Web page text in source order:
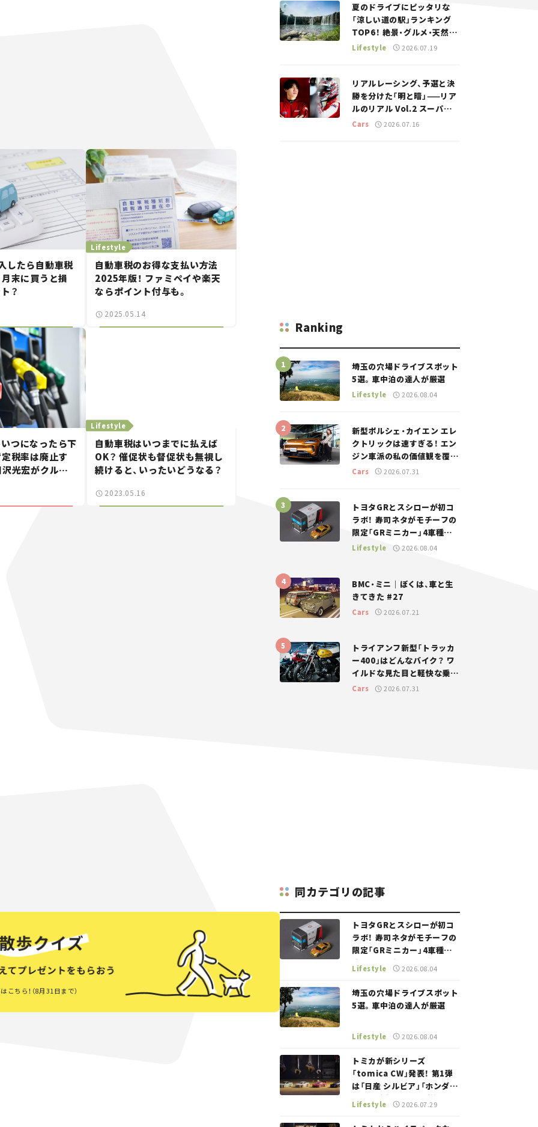
したら自動車税
末に買うと損
？
Lifestyle
自動車税のお得な支払い方法
2025年版！ ファミペイや楽天
ならポイント付与も。
2025.05.14
つになったら下
税率は廃止す
沢光宏がクルマ
Lifestyle
自動車税はいつまでに払えば
OK？ 催促状も督促状も無視し
続けると、いったいどうなる？
2023.05.16
こちら！（8月31日まで）
夏のドライブにピッタリな
「涼しい道の駅」ランキング
TOP6！ 絶景・グルメ・天然ク
ーラーなど、避暑におすすめ
Lifestyle 2026.07.19
リアルレーシング、予選と決
勝を分けた「明と暗」——リア
ルのリアル Vol.2 スーパー
GT 2026開幕戦 岡山国際サ
Cars 2026.07.16
Ranking
埼玉の穴場ドライブスポット
5選。車中泊の達人が厳選
Lifestyle 2026.08.04
新型ポルシェ・カイエン エレ
クトリックは速すぎる！ エン
ジン車派の私の価値観を覆し
た、新しいポルシェの走り。
Cars 2026.07.31
トヨタGRとスシローが初コ
ラボ！ 寿司ネタがモチーフの
限定「GRミニカー」4車種が
登場。入手方法は？【クルマ
Lifestyle 2026.08.04
BMC・ミニ｜ぼくは、車と生
きてきた #27
Cars 2026.07.21
トライアンフ新型「トラッカ
ー400」はどんなバイク？ ワ
イルドな見た目と軽快な乗り
味を両立した400ccフラット
Cars 2026.07.31
同カテゴリの記事
トヨタGRとスシローが初コ
ラボ！ 寿司ネタがモチーフの
限定「GRミニカー」4車種が
登場。入手方法は？【クルマ
とホビー】
Lifestyle 2026.08.04
埼玉の穴場ドライブスポット
5選。車中泊の達人が厳選
Lifestyle 2026.08.04
トミカが新シリーズ
「tomica CW」発表！ 第1弾
は「日産 シルビア」「ホンダ
NSX」が登場。世界が注目す
る“JDM"に焦点【クルマとホ
ビー】
Lifestyle 2026.07.29